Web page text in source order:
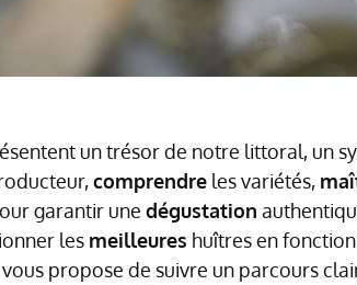
un trésor de notre littoral, un
comprendre les variétés,
garantir une dégustation
les meilleures huîtres en
propose de suivre un parcours